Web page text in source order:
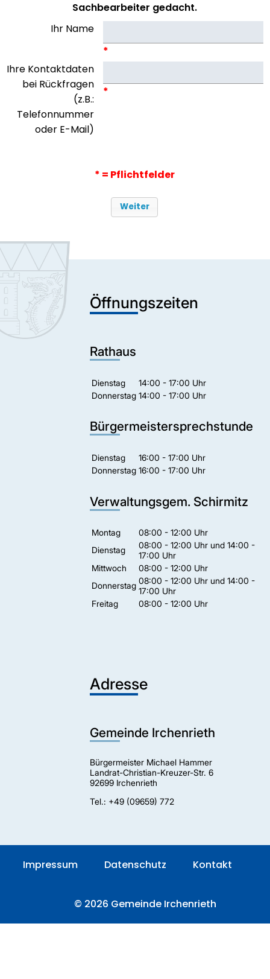
Sachbearbeiter gedacht.
Ihr Name
*
Ihre Kontaktdaten
bei Rückfragen
(z.B.:
Telefonnummer
oder E-Mail)
*
* = Pflichtfelder
Öffnungszeiten
Rathaus
Dienstag
14:00 - 17:00 Uhr
Donnerstag 14:00 - 17:00 Uhr
Bürgermeistersprechstunde
Dienstag
16:00 - 17:00 Uhr
Donnerstag 16:00 - 17:00 Uhr
Verwaltungsgem. Schirmitz
Montag
08:00 - 12:00 Uhr
Dienstag
08:00 - 12:00 Uhr und 14:00 -
17:00 Uhr
Mittwoch
08:00 - 12:00 Uhr
Donnerstag 08:00 - 12:00 Uhr und 14:00 -
17:00 Uhr
Freitag
08:00 - 12:00 Uhr
Adresse
Gemeinde Irchenrieth
Bürgermeister Michael Hammer
Landrat-Christian-Kreuzer-Str. 6
92699 Irchenrieth
Tel.: +49 (09659) 772
© 2026 Gemeinde Irchenrieth
Impressum Datenschutz Kontakt